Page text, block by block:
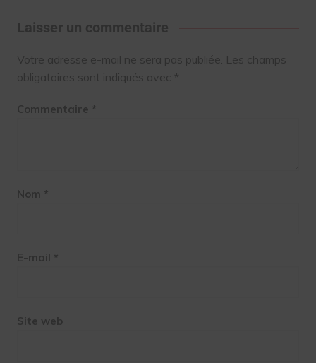
Laisser un commentaire
Votre adresse e-mail ne sera pas publiée. Les champs
obligatoires sont indiqués avec *
Commentaire *
Nom *
E-mail *
Site web